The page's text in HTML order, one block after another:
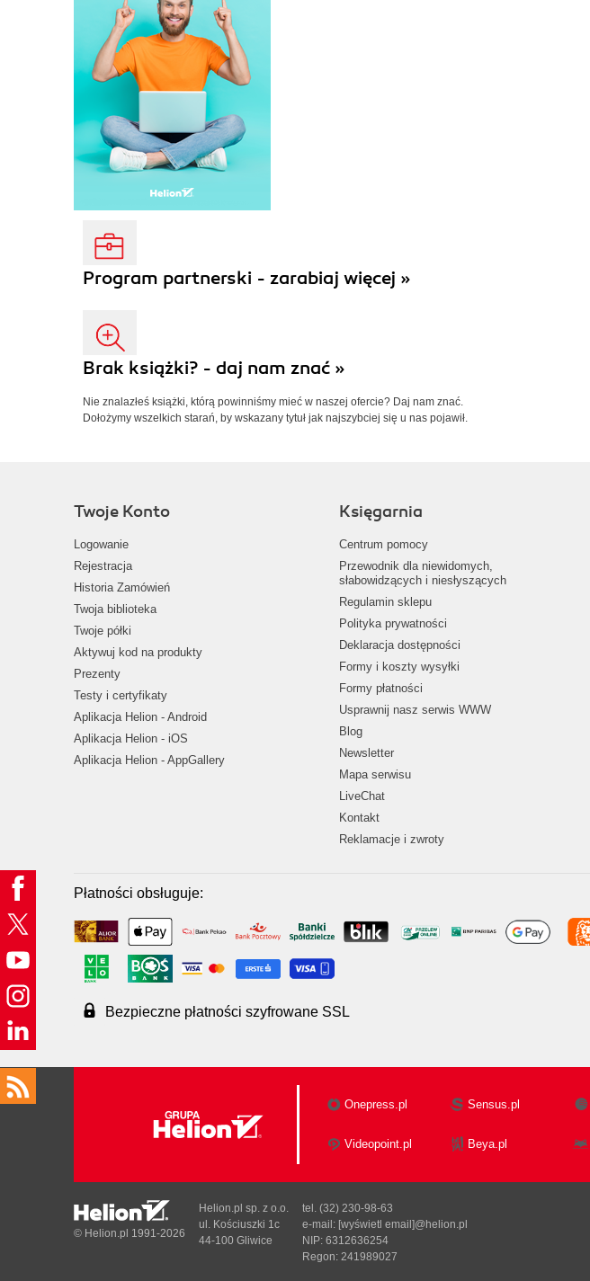
Program partnerski - zarabiaj więcej »
Brak książki? - daj nam znać »
Nie znalazłeś książki, którą powinniśmy mieć w naszej ofercie? Daj nam znać.
Dołożymy wszelkich starań, by wskazany tytuł jak najszybciej się u nas pojawił.
Twoje Konto
Logowanie
Rejestracja
Historia Zamówień
Twoja biblioteka
Twoje półki
Aktywuj kod na produkty
Prezenty
Testy i certyfikaty
Aplikacja Helion - Android
Aplikacja Helion - iOS
Aplikacja Helion - AppGallery
Księgarnia
Centrum pomocy
Przewodnik dla niewidomych,
słabowidzących i niesłyszących
Regulamin sklepu
Polityka prywatności
Deklaracja dostępności
Formy i koszty wysyłki
Formy płatności
Usprawnij nasz serwis WWW
Blog
Newsletter
Mapa serwisu
LiveChat
Kontakt
Reklamacje i zwroty
Płatności obsługuje:
Bezpieczne płatności szyfrowane SSL
Onepress.pl Sensus.pl
Videopoint.pl Beya.pl
© Helion.pl 1991-2026
Helion.pl sp. z o.o.
ul. Kościuszki 1c
44-100 Gliwice
tel. (32) 230-98-63
e-mail: [wyświetl email]@helion.pl
NIP: 6312636254
Regon: 241989027